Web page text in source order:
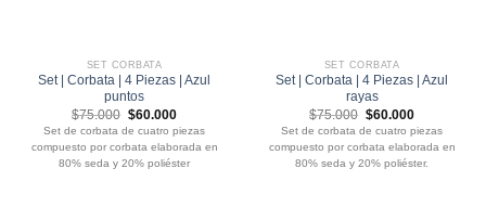
SET CORBATA
Set | Corbata | 4 Piezas | Azul
puntos
$75.000 El
precio
original
era:
$75.000.
$60.000El
precio
actual
es:
$60.000.
Set de corbata de cuatro piezas
compuesto por corbata elaborada en
80% seda y 20% poliéster
SET CORBATA
Set | Corbata | 4 Piezas | Azul
rayas
$75.000 El
precio
original
era:
$75.000.
$60.000El
precio
actual
es:
$60.000.
Set de corbata de cuatro piezas
compuesto por corbata elaborada en
80% seda y 20% poliéster.